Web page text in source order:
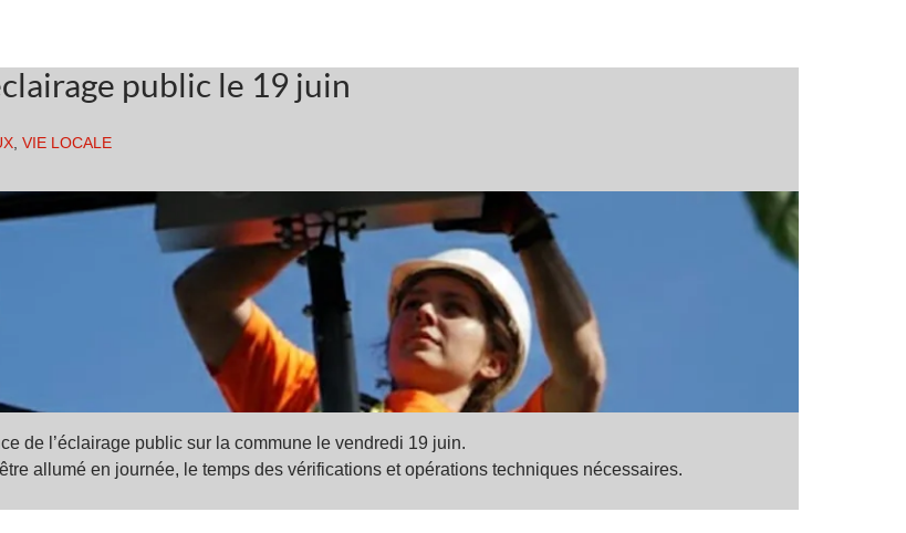
public le 19 juin
VIE LOCALE
de l’éclairage public sur la commune le vendredi 19 juin.
allumé en journée, le temps des vérifications et opérations techniques nécessaires.